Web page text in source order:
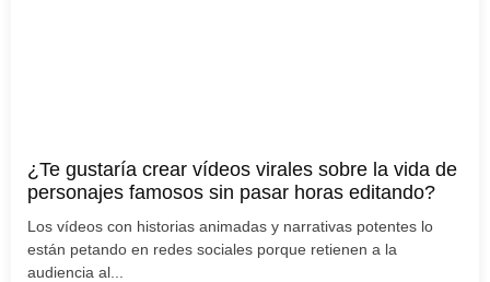
¿Te gustaría crear vídeos virales sobre la vida de
personajes famosos sin pasar horas editando?
Los vídeos con historias animadas y narrativas potentes lo
están petando en redes sociales porque retienen a la
audiencia al...